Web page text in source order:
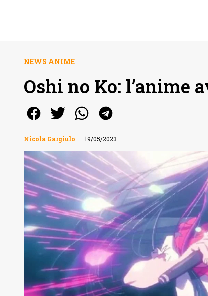
NEWS ANIME
Oshi no Ko: l’anime
Nicola Gargiulo 19/05/2023